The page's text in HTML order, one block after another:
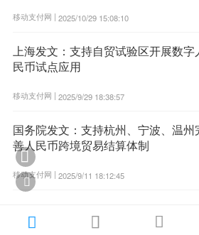
移动支付网 | 2025/10/29 15:08:10
上海发文：支持自贸试验区开展数字
民币试点应用
移动支付网 | 2025/9/29 18:38:57
国务院发文：支持杭州、宁波、温州
善人民币跨境贸易结算体制
移动支付网 | 2025/9/11 18:12:45
  

